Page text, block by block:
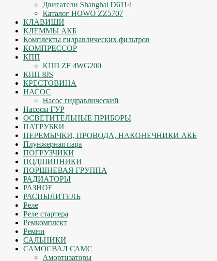
Двигатели Shanghai D6114
Каталог HOWO ZZ5707
КЛАВИШИ
КЛЕММЫ АКБ
Комплекты гидравлических фильтров
КОМПРЕССОР
КПП
КПП ZF 4WG200
КПП 8JS
КРЕСТОВИНА
НАСОС
Насос гидравлический
Насосы ГУР
ОСВЕТИТЕЛЬНЫЕ ПРИБОРЫ
ПАТРУБКИ
ПЕРЕМЫЧКИ, ПРОВОДА, НАКОНЕЧНИКИ АКБ
Плунжерная пара
ПОГРУЗЧИКИ
ПОДШИПНИКИ
ПОРШНЕВАЯ ГРУППА
РАДИАТОРЫ
РАЗНОЕ
РАСПЫЛИТЕЛЬ
Реле
Реле стартера
Ремкомплект
Ремни
САЛЬНИКИ
САМОСВАЛ САМС
Амортизаторы